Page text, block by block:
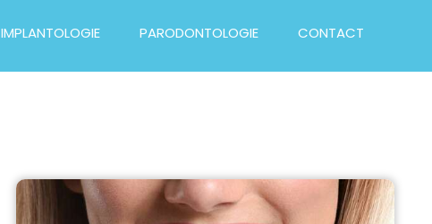
IMPLANTOLOGIE PARODONTOLOGIE CONTACT